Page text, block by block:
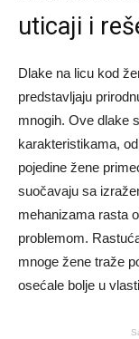
uticaji i
Dlake na licu kod
predstavljaju
mnogih. Ove dlake
karakteristikama,
pojedine žene
suočavaju sa
mehanizama rasta
problemom.
mnoge žene traže
osećale bolje u